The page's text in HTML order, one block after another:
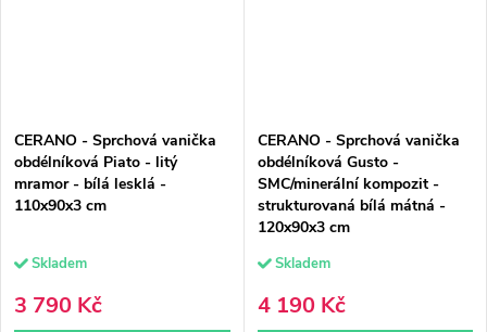
CERANO - Sprchová vanička
obdélníková Piato - litý
mramor - bílá lesklá -
110x90x3 cm
Skladem
3 790 Kč
CERANO - Sprchová vanička
obdélníková Gusto -
SMC/minerální kompozit -
strukturovaná bílá mátná -
120x90x3 cm
Skladem
4 190 Kč